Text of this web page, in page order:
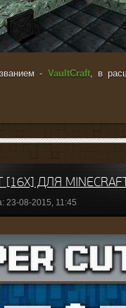
- VaultCraft, в
[16X] ДЛЯ
23-08-2015, 11:45